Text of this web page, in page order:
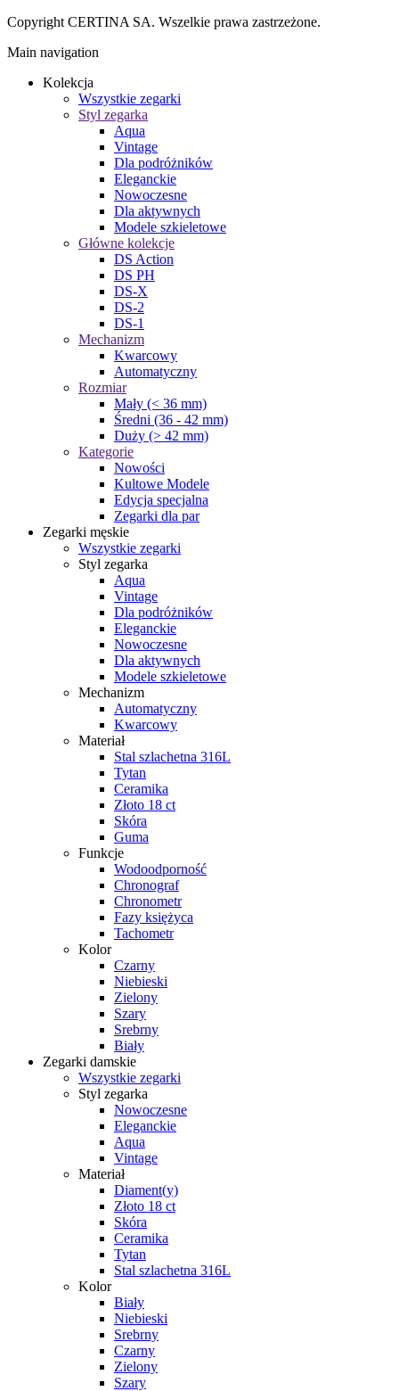
Copyright CERTINA SA. Wszelkie prawa zastrzeżone.
Main navigation
Kolekcja
Wszystkie zegarki
Styl zegarka
Aqua
Vintage
Dla podróżników
Eleganckie
Nowoczesne
Dla aktywnych
Modele szkieletowe
Główne kolekcje
DS Action
DS PH
DS-X
DS-2
DS-1
Mechanizm
Kwarcowy
Automatyczny
Rozmiar
Mały (< 36 mm)
Średni (36 - 42 mm)
Duży (> 42 mm)
Kategorie
Nowości
Kultowe Modele
Edycja specjalna
Zegarki dla par
Zegarki męskie
Wszystkie zegarki
Styl zegarka
Aqua
Vintage
Dla podróżników
Eleganckie
Nowoczesne
Dla aktywnych
Modele szkieletowe
Mechanizm
Automatyczny
Kwarcowy
Materiał
Stal szlachetna 316L
Tytan
Ceramika
Złoto 18 ct
Skóra
Guma
Funkcje
Wodoodporność
Chronograf
Chronometr
Fazy księżyca
Tachometr
Kolor
Czarny
Niebieski
Zielony
Szary
Srebrny
Biały
Zegarki damskie
Wszystkie zegarki
Styl zegarka
Nowoczesne
Eleganckie
Aqua
Vintage
Materiał
Diament(y)
Złoto 18 ct
Skóra
Ceramika
Tytan
Stal szlachetna 316L
Kolor
Biały
Niebieski
Srebrny
Czarny
Zielony
Szary